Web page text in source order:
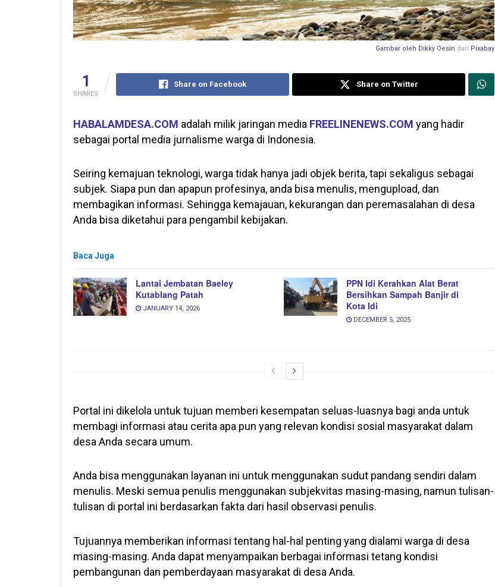
Gambar oleh Dikky Oesin dari Pixabay
1
SHARES
Share on Facebook Share on Twitter
HABALAMDESA.COM adalah milik jaringan media FREELINENEWS.COM yang hadir
sebagai portal media jurnalisme warga di Indonesia.
Seiring kemajuan teknologi, warga tidak hanya jadi objek berita, tapi sekaligus sebagai
subjek. Siapa pun dan apapun profesinya, anda bisa menulis, mengupload, dan
membagikan informasi. Sehingga kemajauan, kekurangan dan peremasalahan di desa
Anda bisa diketahui para pengambil kebijakan.
Baca Juga
Lantai Jembatan Baeley
Kutablang Patah
JANUARY 14, 2026
PPN Idi Kerahkan Alat Berat
Bersihkan Sampah Banjir di
Kota Idi
DECEMBER 5, 2025
Portal ini dikelola untuk tujuan memberi kesempatan seluas-luasnya bagi anda untuk
membagi informasi atau cerita apa pun yang relevan kondisi sosial masyarakat dalam
desa Anda secara umum.
Anda bisa menggunakan layanan ini untuk menggunakan sudut pandang sendiri dalam
menulis. Meski semua penulis menggunakan subjekvitas masing-masing, namun tulisan-
tulisan di portal ini berdasarkan fakta dari hasil observasi penulis.
Tujuannya memberikan informasi tentang hal-hal penting yang dialami warga di desa
masing-masing. Anda dapat menyampaikan berbagai informasi tetang kondisi
pembangunan dan pemberdayaan masyarakat di desa Anda.